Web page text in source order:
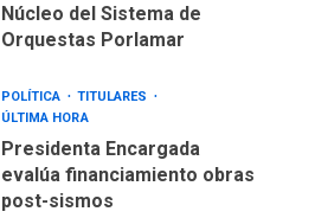
Núcleo del Sistema de
Orquestas Porlamar
POLÍTICA
TITULARES
ÚLTIMA HORA
Presidenta Encargada
evalúa financiamiento obras
post-sismos